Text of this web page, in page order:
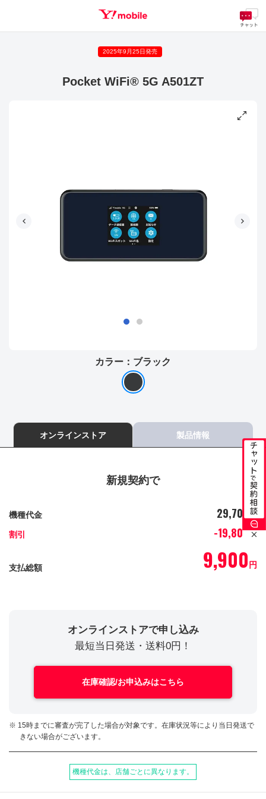
2025年9月25日発売
Pocket WiFi® 5G A501ZT
カラー： ブラック
オンラインストア 製品情報
新規契約で
機種代金 29,700 円
割引 -19,800 円
支払総額 9,900 円
オンラインストアで申し込み
最短当日発送・送料0円！
在庫確認/お申込みはこちら
※ 15時までに審査が完了した場合が対象です。在庫状況等により当日発送で
きない場合がございます。
機種代金は、店舗ごとに異なります。